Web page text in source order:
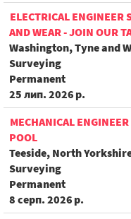
ELECTRICAL ENGINEER
AND WEAR - JOIN OUR
Washington, Tyne and
Surveying
Permanent
25 лип. 2026 р.
MECHANICAL
POOL
Teeside, North
Surveying
Permanent
8 серп. 2026 р.